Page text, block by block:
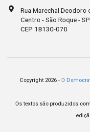
Rua Marechal Deodoro
Centro - São Roque - SP
CEP 18130-070
Copyright 2026 - O
Os textos são produzidos